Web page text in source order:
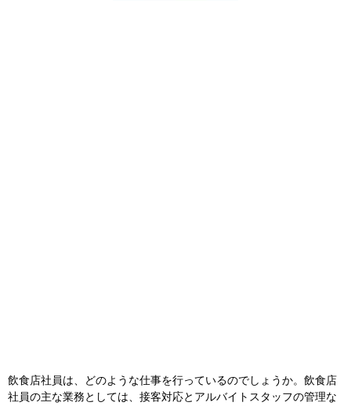
飲食店社員は、どのような仕事を行っているのでしょうか。飲食店
社員の主な業務としては、接客対応とアルバイトスタッフの管理な